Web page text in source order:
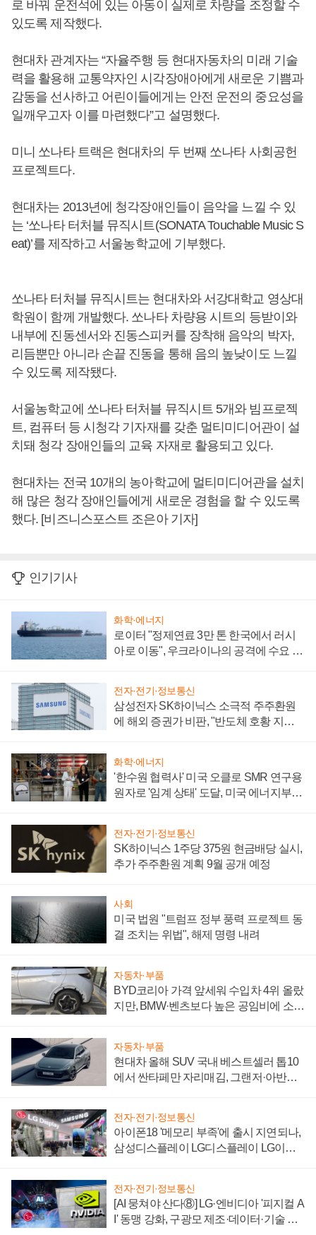
로 바꿔 운전석에 있는 아동이 실제로 차량을 조정할 수
있도록 제작했다.
현대차 관계자는 “자율주행 등 현대자동차의 미래 기술
력을 활용해 교통약자인 시각장애아에게 새로운 기쁨과
감동을 선사하고 어린이들에게는 안전 운전의 중요성을
일깨우고자 이를 마련했다”고 설명했다.
미니 쏘나타 트랙은 현대차의 두 번째 쏘나타 사회공헌
프로젝트다.
현대차는 2013년에 청각장애인들이 음악을 느낄 수 있
는 ‘쏘나타 터처블 뮤직시트(SONATA Touchable Music S
eat)’를 제작하고 서울농학교에 기부했다.
쏘나타 터처블 뮤직시트는 현대차와 서강대학교 영상대
학원이 함께 개발했다. 쏘나타 차량용 시트의 등받이와
내부에 진동센서와 진동스피커를 장착해 음악의 박자,
리듬뿐만 아니라 손끝 진동을 통해 음의 높낮이도 느낄
수 있도록 제작됐다.
서울농학교에 쏘나타 터처블 뮤직시트 5개와 빔프로젝
트, 컴퓨터 등 시청각 기자재를 갖춘 멀티미디어관이 설
치돼 청각 장애인들의 교육 자재로 활용되고 있다.
현대차는 전국 10개의 농아학교에 멀티미디어관을 설치
해 많은 청각 장애인들에게 새로운 경험을 할 수 있도록
했다. [비즈니스포스트 조은아 기자]
인기기사
화학·에너지
로이터 "정제연료 3만 톤 한국에서 러시
아로 이동", 우크라이나의 공격에 수요 늘
전자·전기·정보통신
삼성전자 SK하이닉스 소극적 주주환원
에 해외 증권가 비판, "반도체 호황 지속
화학·에너지
'한수원 협력사' 미국 오클로 SMR 연구용
원자로 '임계 상태' 도달, 미국 에너지부
전자·전기·정보통신
SK하이닉스 1주당 375원 현금배당 실시,
추가 주주환원 계획 9월 공개 예정
사회
미국 법원 "트럼프 정부 풍력 프로젝트 동
결 조치는 위법", 해제 명령 내려
자동차·부품
BYD코리아 가격 앞세워 수입차 4위 올랐
지만, BMW·벤츠보다 높은 공임비에 소비
자동차·부품
현대차 올해 SUV 국내 베스트셀러 톱10
에서 싼타페만 자리매김, 그랜저·아반떼
전자·전기·정보통신
아이폰18 '메모리 부족'에 출시 지연되나,
삼성디스플레이 LG디스플레이 LG이노
전자·전기·정보통신
[AI 뭉쳐야 산다⑧] LG·엔비디아 '피지컬 A
I' 동맹 강화, 구광모 제조·데이터·기술 결